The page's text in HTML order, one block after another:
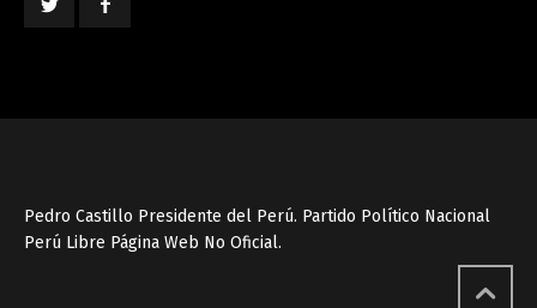
Pedro Castillo Presidente del Perú. Partido Político Nacional
Perú Libre Página Web No Oficial.